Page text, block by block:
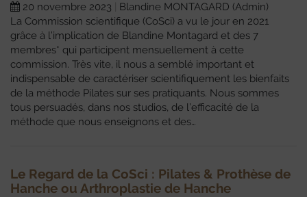
20 novembre 2023
Blandine MONTAGARD (Admin)
La Commission scientifique (CoSci) a vu le jour en 2021
grâce à l’implication de Blandine Montagard et des 7
membres* qui participent mensuellement à cette
commission. Très vite, il nous a semblé important et
indispensable de caractériser scientifiquement les bienfaits
de la méthode Pilates sur ses pratiquants. Nous sommes
tous persuadés, dans nos studios, de l’efficacité de la
méthode que nous enseignons et des…
Le Regard de la CoSci : Pilates & Prothèse de
Hanche ou Arthroplastie de Hanche